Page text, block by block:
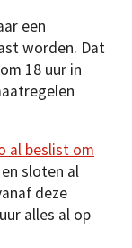
een
worden. Dat
18 uur in
al beslist om
en sloten al
deze
alles al op